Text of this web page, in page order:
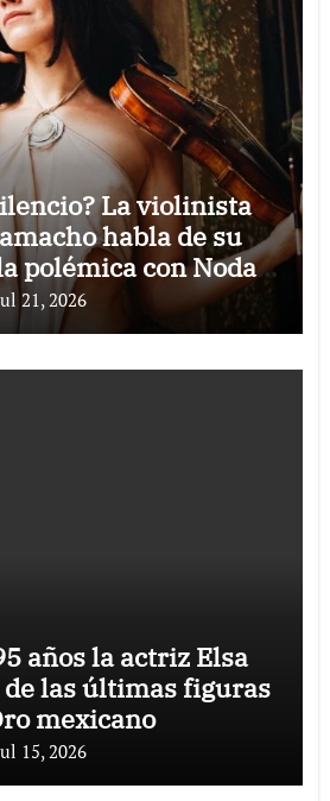
La violinista
habla de su
polémica con Nodal y
21, 2026
años la actriz Elsa
las últimas figuras
mexicano
15, 2026